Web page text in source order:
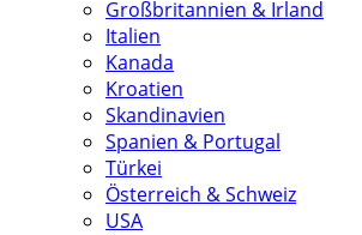
Großbritannien & Irland
Italien
Kanada
Kroatien
Skandinavien
Spanien & Portugal
Türkei
Österreich & Schweiz
USA